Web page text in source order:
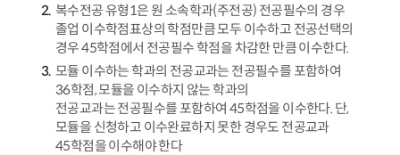
복수전공 유형1은 원 소속학과(주전공) 전공필수의 경우
졸업 이수학점표상의 학점만큼 모두 이수하고 전공선택의
경우 45학점에서 전공필수 학점을 차감한 만큼 이수한다.
모듈 이수하는 학과의 전공교과는 전공필수를 포함하여
36학점, 모듈을 이수하지 않는 학과의
전공교과는 전공필수를 포함하여 45학점을 이수한다. 단,
모듈을 신청하고 이수완료하지 못한 경우도 전공교과
45학점을 이수해야 한다